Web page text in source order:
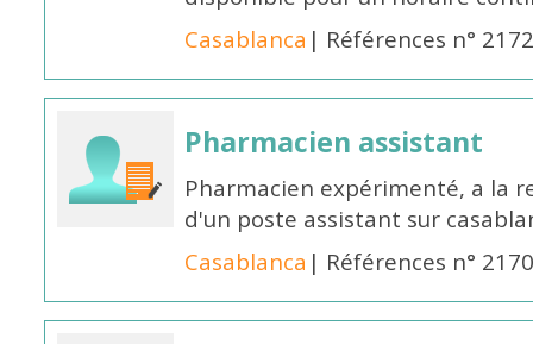
Casablanca | Références n°
Pharmacien assistant
Pharmacien expérimenté, a la
d'un poste assistant sur
Casablanca | Références n°